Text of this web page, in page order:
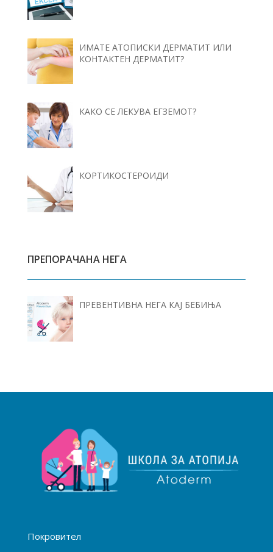
ИМАТЕ АТОПИСКИ ДЕРМАТИТ ИЛИ
КОНТАКТЕН ДЕРМАТИТ?
КАКО СЕ ЛЕКУВА ЕГЗЕМОТ?
КОРТИКОСТЕРОИДИ
ПРЕПОРАЧАНА НЕГА
ПРЕВЕНТИВНА НЕГА КАЈ БЕБИЊА
Покровител